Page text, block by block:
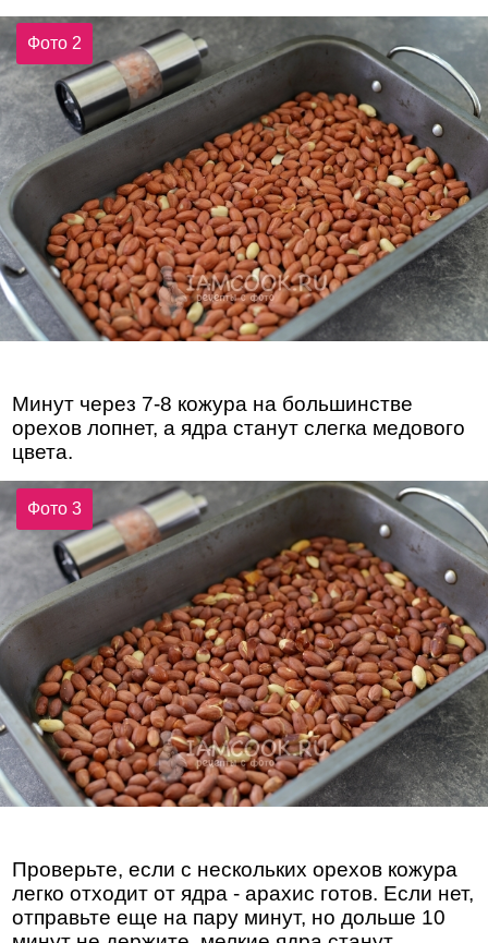
Фото 2
Минут через 7-8 кожура на большинстве
орехов лопнет, а ядра станут слегка медового
цвета.
Фото 3
Проверьте, если с нескольких орехов кожура
легко отходит от ядра - арахис готов. Если нет,
отправьте еще на пару минут, но дольше 10